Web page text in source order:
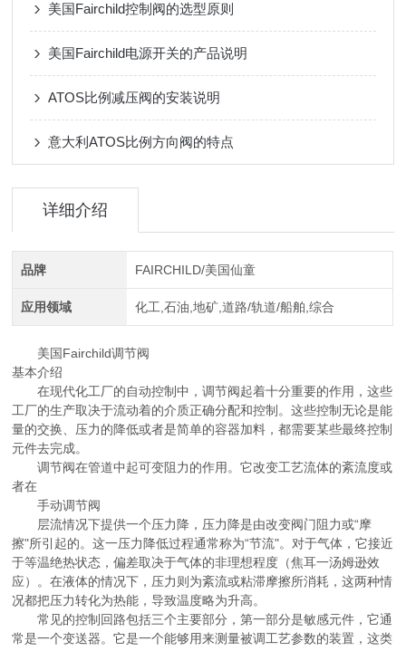
美国Fairchild控制阀的选型原则
美国Fairchild电源开关的产品说明
ATOS比例减压阀的安装说明
意大利ATOS比例方向阀的特点
详细介绍
品牌 FAIRCHILD/美国仙童
应用领域 化工,石油,地矿,道路/轨道/船舶,综合
美国Fairchild调节阀
基本介绍
在现代化工厂的自动控制中，调节阀起着十分重要的作用，这些
工厂的生产取决于流动着的介质正确分配和控制。这些控制无论是能
量的交换、压力的降低或者是简单的容器加料，都需要某些最终控制
元件去完成。
调节阀在管道中起可变阻力的作用。它改变工艺流体的紊流度或
者在
手动调节阀
层流情况下提供一个压力降，压力降是由改变阀门阻力或“摩
擦"所引起的。这一压力降低过程通常称为“节流"。对于气体，它接近
于等温绝热状态，偏差取决于气体的非理想程度（焦耳一汤姆逊效
应）。在液体的情况下，压力则为紊流或粘滞摩擦所消耗，这两种情
况都把压力转化为热能，导致温度略为升高。
常见的控制回路包括三个主要部分，第一部分是敏感元件，它通
常是一个变送器。它是一个能够用来测量被调工艺参数的装置，这类